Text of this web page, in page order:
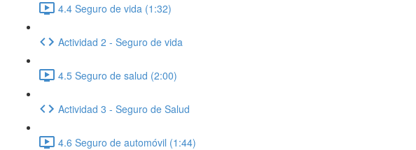
4.4 Seguro de vida (1:32)
Actividad 2 - Seguro de vida
4.5 Seguro de salud (2:00)
Actividad 3 - Seguro de Salud
4.6 Seguro de automóvil (1:44)